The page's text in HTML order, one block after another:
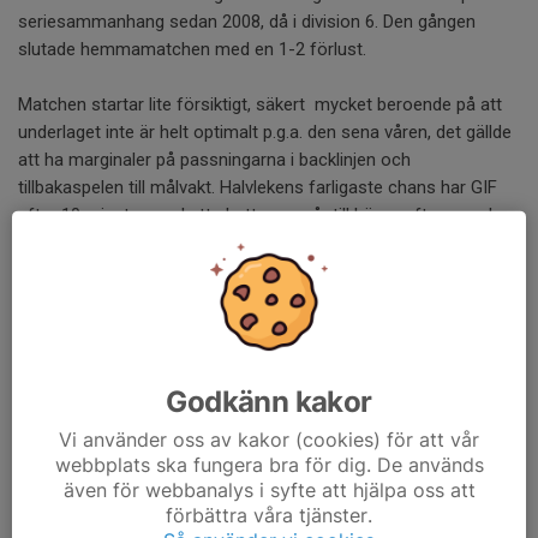
seriesammanhang sedan 2008, då i division 6. Den gången
slutade hemmamatchen med en 1-2 förlust.
Matchen startar lite försiktigt, säkert mycket beroende på att
underlaget inte är helt optimalt p.g.a. den sena våren, det gällde
att ha marginaler på passningarna i backlinjen och
tillbakaspelen till målvakt. Halvlekens farligaste chans har GIF
efter 10 minuter med ett skott som går till hörna efter parad av
Henke. Utöver det skapa bortalaget några hörnor som inte leder
till några direkta farligheter. DÅFFs bästa chanser kommer efter
hörnor där en nick från Isac går över som farligaste läget,
Lucas har två avslut där han viker in från kanten och avslutar
men målvakten i GIF har kontroll. En ganska avvaktande halvlek
Andra halvlek blir betydligt mer händelserik och den är bara
några minuter gammal när att misslyckat hemspel till målvakt
fångas upp av Isac som när han passerar målvakt och
försvarare blir tacklad med straff som följd. John kliver fram
Godkänn kakor
Vi använder oss av kakor (cookies) för att vår
webbplats ska fungera bra för dig. De används
även för webbanalys i syfte att hjälpa oss att
förbättra våra tjänster.